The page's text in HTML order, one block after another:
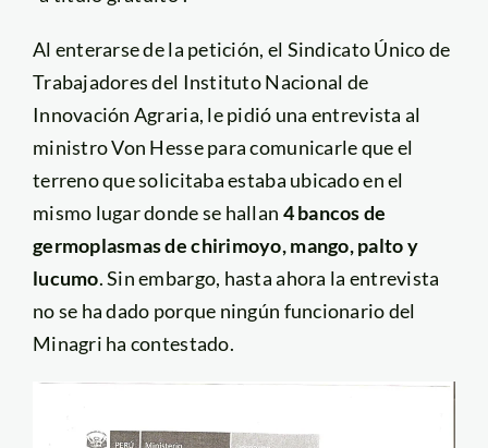
Al enterarse de la petición, el Sindicato Único de
Trabajadores del Instituto Nacional de
Innovación Agraria, le pidió una entrevista al
ministro Von Hesse para comunicarle que el
terreno que solicitaba estaba ubicado en el
mismo lugar donde se hallan 4 bancos de
germoplasmas de chirimoyo, mango, palto y
lucumo. Sin embargo, hasta ahora la entrevista
no se ha dado porque ningún funcionario del
Minagri ha contestado.